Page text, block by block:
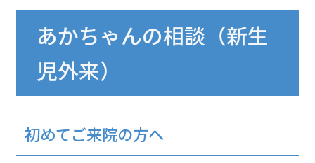
あかちゃんの相談（新生
児外来）
初めてご来院の方へ